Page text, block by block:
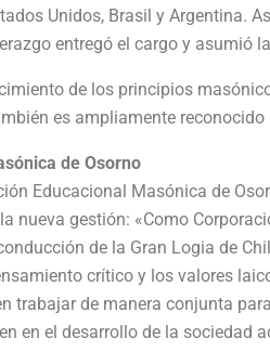
Unidos, Brasil y Argentina.
entregó el cargo y asumió
de los principios
es ampliamente
de Osorno
Educacional Masónica de
nueva gestión: «Como
de la Gran Logia de
crítico y los valores
trabajar de manera conjunta
en el desarrollo de la sociedad